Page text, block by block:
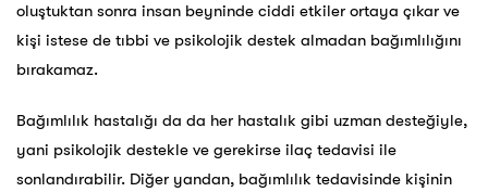
oluştuktan sonra insan beyninde ciddi etkiler ortaya çıkar ve
kişi istese de tıbbi ve psikolojik destek almadan bağımlılığını
bırakamaz.
Bağımlılık hastalığı da da her hastalık gibi uzman desteğiyle,
yani psikolojik destekle ve gerekirse ilaç tedavisi ile
sonlandırabilir. Diğer yandan, bağımlılık tedavisinde kişinin